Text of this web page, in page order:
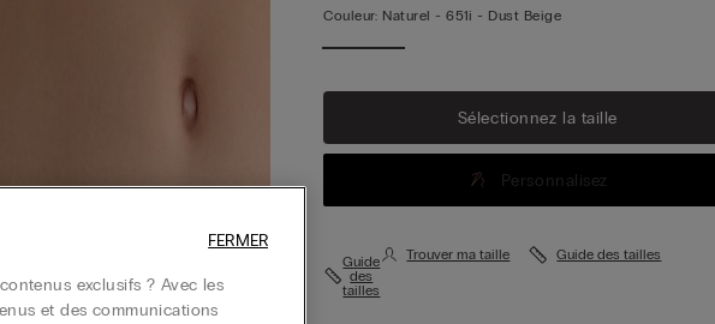
Couleur: Naturel -651i - Dust Beige
Sélectionnez la taille
Personnalisez
Guide
des
tailles
Trouver ma taille Guide des tailles
exclusifs ? Avec les
et des communications
FERMER